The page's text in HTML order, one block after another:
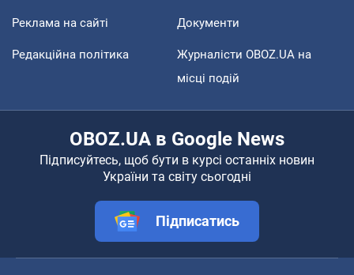
Реклама на сайті Документи
Редакційна політика
Журналісти OBOZ.UA на
місці подій
OBOZ.UA в Google News
Підписуйтесь, щоб бути в курсі останніх новин
України та світу сьогодні
Підписатись